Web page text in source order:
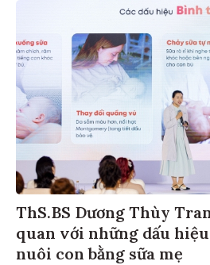
ThS.BS Dương Thùy
quan với những dấu
nuôi con bằng sữa mẹ